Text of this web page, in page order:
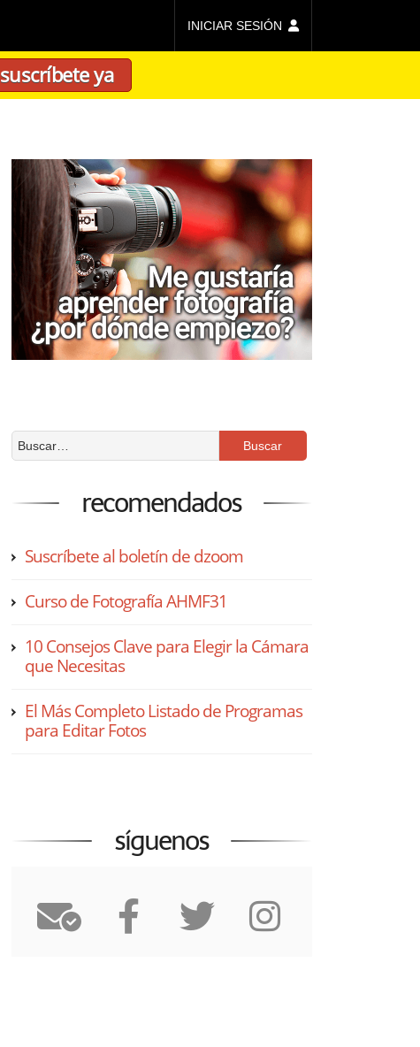
INICIAR SESIÓN
suscríbete ya
recomendados
Suscríbete al boletín de dzoom
Curso de Fotografía AHMF31
10 Consejos Clave para Elegir la Cámara
que Necesitas
El Más Completo Listado de Programas
para Editar Fotos
síguenos